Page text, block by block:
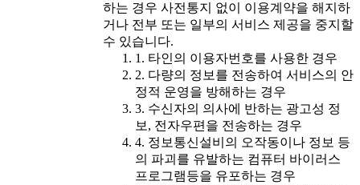
하는 경우 사전통지 없이 이용계약을 해지하
거나 전부 또는 일부의 서비스 제공을 중지할
수 있습니다.
1. 타인의 이용자번호를 사용한 경우
2. 다량의 정보를 전송하여 서비스의 안
정적 운영을 방해하는 경우
3. 수신자의 의사에 반하는 광고성 정
보, 전자우편을 전송하는 경우
4. 정보통신설비의 오작동이나 정보 등
의 파괴를 유발하는 컴퓨터 바이러스
프로그램등을 유포하는 경우